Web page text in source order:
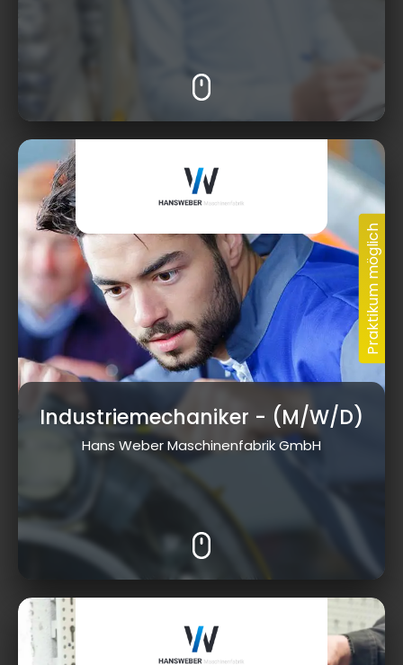
Industriemechaniker - (M/W/D)
Hans Weber Maschinenfabrik GmbH